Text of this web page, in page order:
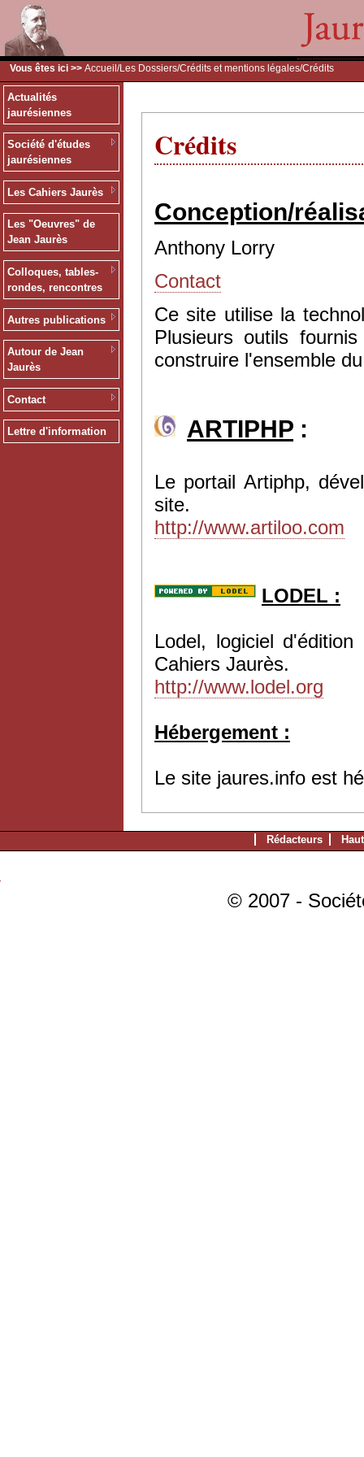
Vous êtes ici >> Accueil /Les Dossiers/Crédits et mentions légales/Crédits
Actualités
jaurésiennes
Société d'études
jaurésiennes
Les Cahiers Jaurès
Les "Oeuvres" de
Jean Jaurès
Colloques, tables-
rondes, rencontres
Autres publications
Autour de Jean
Jaurès
Contact
Lettre d'information
Crédits
Conception/
Anthony Lorry
Contact
Ce site utilise la
Plusieurs outils
construire l'ensemble
ARTIPHP :
Le portail Artiphp,
site.
http://www.artiloo.com
LODEL :
Lodel, logiciel
Cahiers Jaurès.
http://www.lodel.org
Hébergement :
Le site jaures.info est
Rédacteurs
© 2007 -